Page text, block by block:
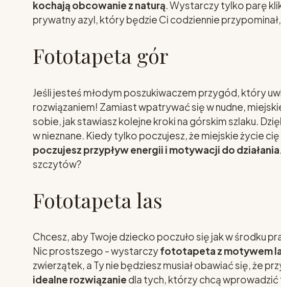
kochają obcowanie z naturą. Wystarczy tylko parę
prywatny azyl, który będzie Ci codziennie
Fototapeta gór
Jeśli jesteś młodym poszukiwaczem przygód, który
rozwiązaniem! Zamiast wpatrywać się w nudne,
sobie, jak stawiasz kolejne kroki na górskim szlaku.
w nieznane. Kiedy tylko poczujesz, że miejskie życie
poczujesz przypływ energii i motywacji do działania
szczytów?
Fototapeta las
Chcesz, aby Twoje dziecko poczuło się jak w środku
Nic prostszego - wystarczyfototapeta z motywem
zwierzątek, a Ty nie będziesz musiał obawiać się, że
idealne rozwiązanie dla tych, którzy chcą wprowadzić